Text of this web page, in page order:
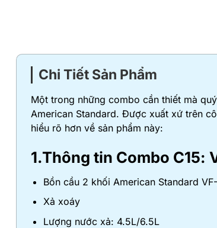
Chi Tiết Sản Phẩm
Một trong những combo cần thiết mà
American Standard. Được xuất xứ trên
hiểu rõ hơn về sản phẩm này:
1.Thông tin Combo C15:
Bồn cầu 2 khối American Standard
Xả xoáy
Lượng nước xả: 4.5L/6.5L